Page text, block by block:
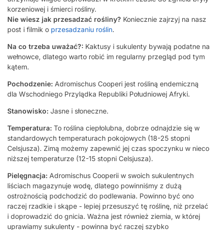
korzeniowej i śmierci rośliny.
Nie wiesz jak przesadzać rośliny? Koniecznie zajrzyj na nasz
post i filmik o przesadzaniu roślin.
Na co trzeba uważać?: Kaktusy i sukulenty bywają podatne na
wełnowce, dlatego warto robić im regularny przegląd pod tym
kątem.
Pochodzenie: Adromischus Cooperi jest rośliną endemiczną
dla Wschodniego Przylądka Republiki Południowej Afryki.
Stanowisko: Jasne i słoneczne.
Temperatura: To roślina ciepłolubna, dobrze odnajdzie się w
standardowych temperaturach pokojowych (18-25 stopni
Celsjusza). Zimą możemy zapewnić jej czas spoczynku w nieco
niższej temperaturze (12-15 stopni Celsjusza).
Pielęgnacja: Adromischus Cooperii w swoich sukulentnych
liściach magazynuje wodę, dlatego powinniśmy z dużą
ostrożnością podchodzić do podlewania. Powinno być ono
raczej rzadkie i skąpe - lepiej przesuszyć tę roślinę, niż przelać
i doprowadzić do gnicia. Ważna jest również ziemia, w której
uprawiamy sukulenty - powinna być raczej szybko